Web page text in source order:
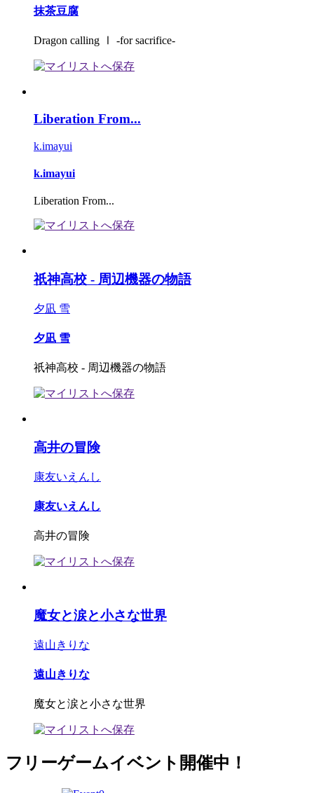
抹茶豆腐
Dragon calling Ⅰ -for sacrifice-
Liberation From...
k.imayui
k.imayui
Liberation From...
祇神高校 - 周辺機器の物語
夕凪 雪
夕凪 雪
祇神高校 - 周辺機器の物語
高井の冒険
康友いえんし
康友いえんし
高井の冒険
魔女と涙と小さな世界
遠山きりな
遠山きりな
魔女と涙と小さな世界
フリーゲームイベント開催中！